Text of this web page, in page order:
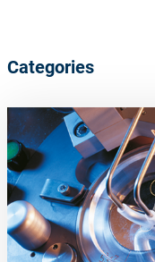
Categories